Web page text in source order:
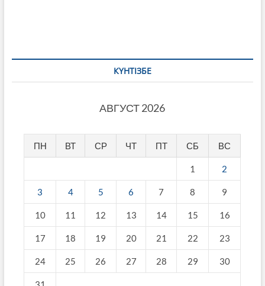
КҮНТІЗБЕ
АВГУСТ 2026
ПН ВТ СР ЧТ ПТ СБ ВС
1 2
3 4 5 6 7 8 9
10 11 12 13 14 15 16
17 18 19 20 21 22 23
24 25 26 27 28 29 30